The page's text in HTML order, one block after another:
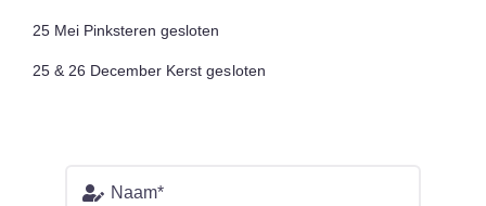
25 Mei Pinksteren gesloten
25 & 26 December Kerst gesloten